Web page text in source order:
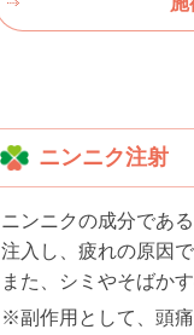
ニンニク注射
ニンニクの成分であ
注入し、疲れの原因
また、シミやそばか
※副作用として、頭